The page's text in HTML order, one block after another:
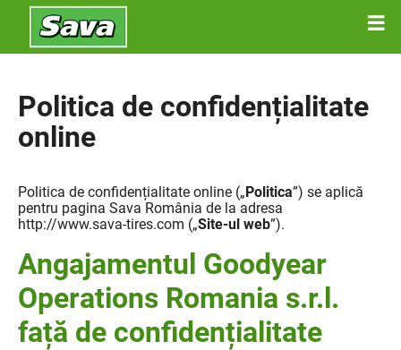
Politica de confidențialitate
online
Politica de confidențialitate online („Politica”) se aplică
pentru pagina Sava România de la adresa
http://www.sava-tires.com („Site-ul web”).
Angajamentul Goodyear
Operations Romania s.r.l.
față de confidențialitate